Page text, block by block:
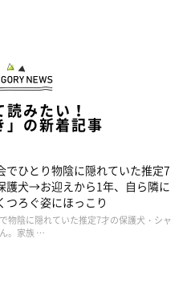
😩
July 23, 2020
みたい！
」の新着記事
でひとり物陰に隠れていた推定7
護犬→お迎えから1年、自ら隣に
つろぐ姿にほっこり
物陰に隠れていた推定7才の保護犬・シャ
。家族 …